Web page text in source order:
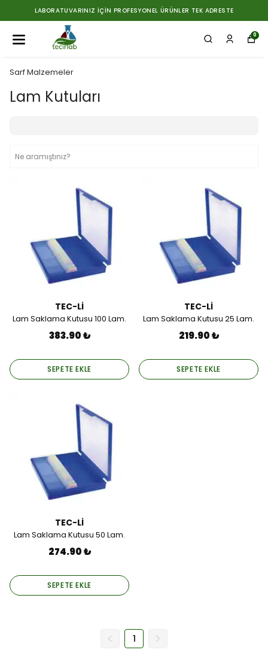
LABORATUVARINIZ İÇIN PROFESYONEL ÜRÜNLER TEK ADRESTE
0
Sarf Malzemeler
Lam Kutuları
TEC-Lİ
Lam Saklama Kutusu 100 Lam.
383.90 ₺
SEPETE EKLE
TEC-Lİ
Lam Saklama Kutusu 25 Lam.
219.90 ₺
SEPETE EKLE
TEC-Lİ
Lam Saklama Kutusu 50 Lam.
274.90 ₺
SEPETE EKLE
1